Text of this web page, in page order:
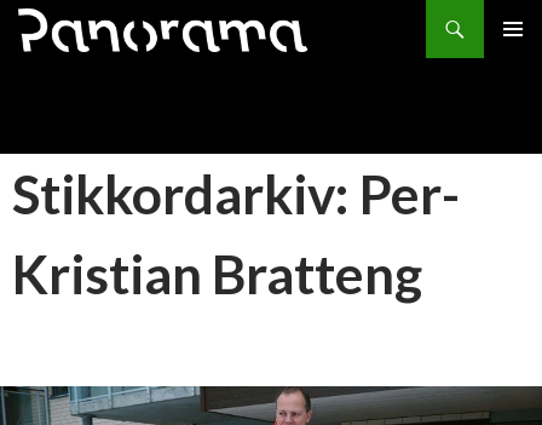
Søk
HOPP
Stikkordarkiv: Per-
Kristian Bratteng